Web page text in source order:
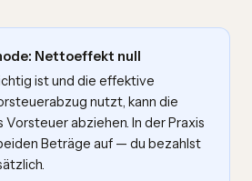
Nettoeffekt null
ist und die effektive
nutzt, kann die
Vorsteuer abziehen. In der Praxis
Beträge auf — du bezahlst